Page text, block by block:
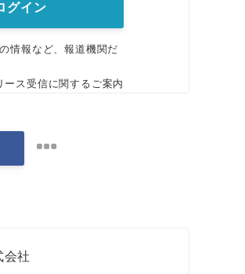
グイン
情報など、報道機関だ
ース受信に関するご案内
会社